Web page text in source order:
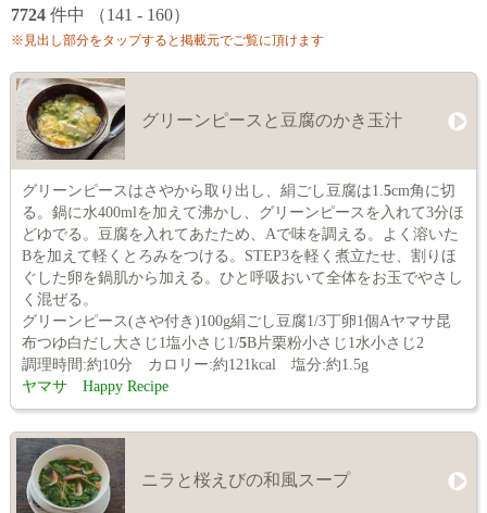
7724 件中 （141 - 160）
※見出し部分をタップすると掲載元でご覧に頂けます
グリーンピースと豆腐のかき玉汁
グリーンピースはさやから取り出し、絹ごし豆腐は1. 5cm角に切
る。鍋に水400mlを加えて沸かし、グリーンピースを入れて3分ほ
どゆでる。豆腐を入れてあたため、Aで味を調える。よく溶いた
Bを加えて軽くとろみをつける。STEP3を軽く煮立たせ、割りほ
ぐした卵を鍋肌から加える。ひと呼吸おいて全体をお玉でやさし
く混ぜる。
グリーンピース(さや付き)100g絹ごし豆腐1/3丁卵1個Aヤマサ昆
布つゆ白だし大さじ1塩小さじ1/5B片栗粉小さじ1水小さじ2
調理時間:約10分 カロリー:約121kcal 塩分:約1.5g
ヤマサ Happy Recipe
ニラと桜えびの和風スープ